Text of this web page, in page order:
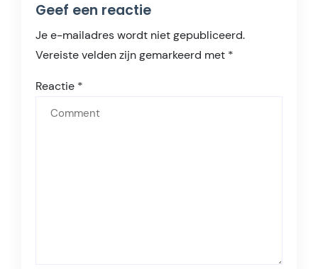
Geef een reactie
Je e-mailadres wordt niet gepubliceerd.
Vereiste velden zijn gemarkeerd met *
Reactie *